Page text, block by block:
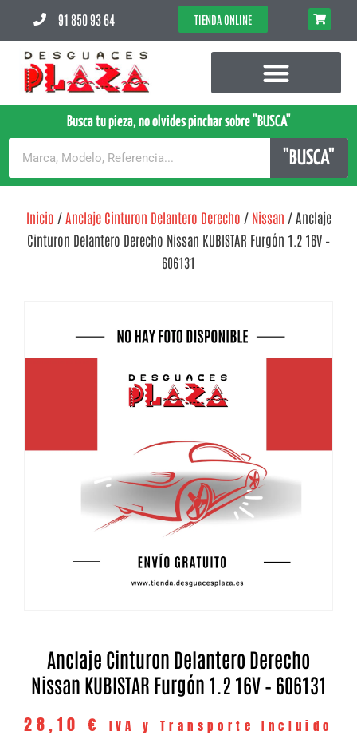
91 850 93 64 TIENDA ONLINE
Busca tu pieza, no olvides pinchar sobre "BUSCA"
"BUSCA"
Inicio / Anclaje Cinturon Delantero Derecho / Nissan / Anclaje
Cinturon Delantero Derecho Nissan KUBISTAR Furgón 1.2 16V –
606131
Anclaje Cinturon Delantero Derecho
Nissan KUBISTAR Furgón 1.2 16V – 606131
28,10 € IVA y Transporte Incluido